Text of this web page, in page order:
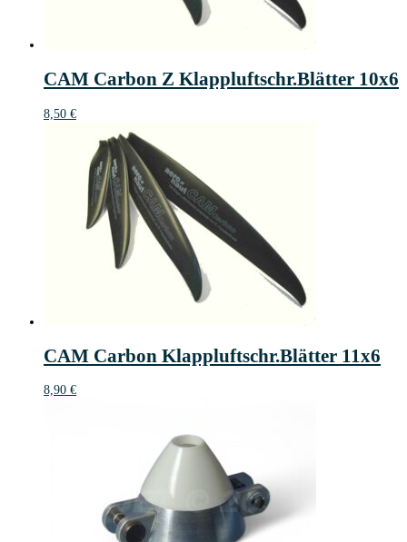
CAM Carbon Z Klappluftschr.Blätter 10x6
8,50 €
CAM Carbon Klappluftschr.Blätter 11x6
8,90 €